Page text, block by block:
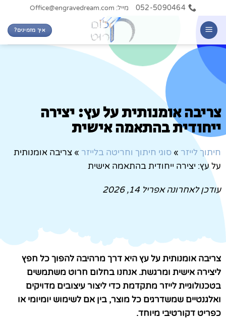
052-5090464 מייל: Office@engravedream.com
איך מזמינים?
צריבה אומנותית על עץ: יצירה
ייחודית בהתאמה אישית
חיתוך לייזר » סוגי חיתוך וחריטה בלייזר » צריבה אומנותית
על עץ: יצירה ייחודית בהתאמה אישית
עודכן לאחרונהאפריל 14, 2026
צריבה אומנותית על עץ היא דרך מרהיבה להפוך כל חפץ
ליצירה אישית ומרגשת. אנחנו בחלום חרוט משתמשים
בטכנולוגיית לייזר מתקדמת כדי ליצור עיצובים מדויקים
ואלגנטיים שמשדרגים כל מוצר, בין אם לשימוש יומיומי או
כפריט דקורטיבי מיוחד.